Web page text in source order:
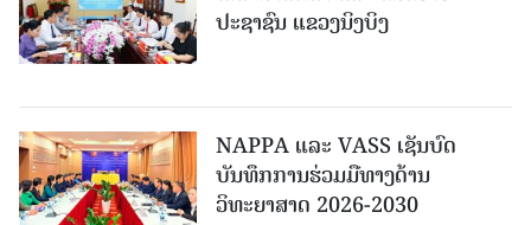
ປະຊາຊົນ ແຂວງນິງບິງ
NAPPA ແລະ VASS ເຊັນບົດ
ບັນທຶກການຮ່ວມມືທາງດ້ານ
ວິທະຍາສາດ 2026-2030